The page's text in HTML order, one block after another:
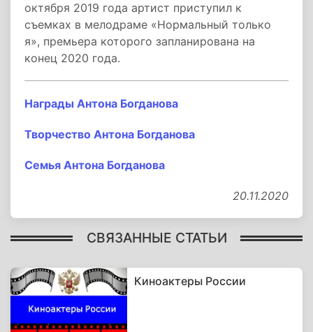
октября 2019 года артист приступил к
съемках в мелодраме «Нормальный только
я», премьера которого запланирована на
конец 2020 года.
Награды Антона Богданова
Творчество Антона Богданова
Семья Антона Богданова
20.11.2020
СВЯЗАННЫЕ СТАТЬИ
Киноактеры России